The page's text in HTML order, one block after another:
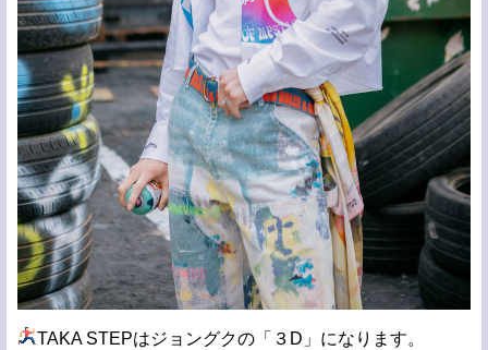
TAKA STEPはジョングクの「３D」になります。